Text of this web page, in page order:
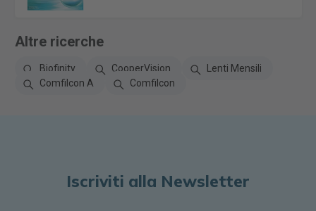
Altre ricerche
Biofinity CooperVision
Lenti Mensili
Comfilcon A
Comfilcon
Iscriviti alla Newsletter